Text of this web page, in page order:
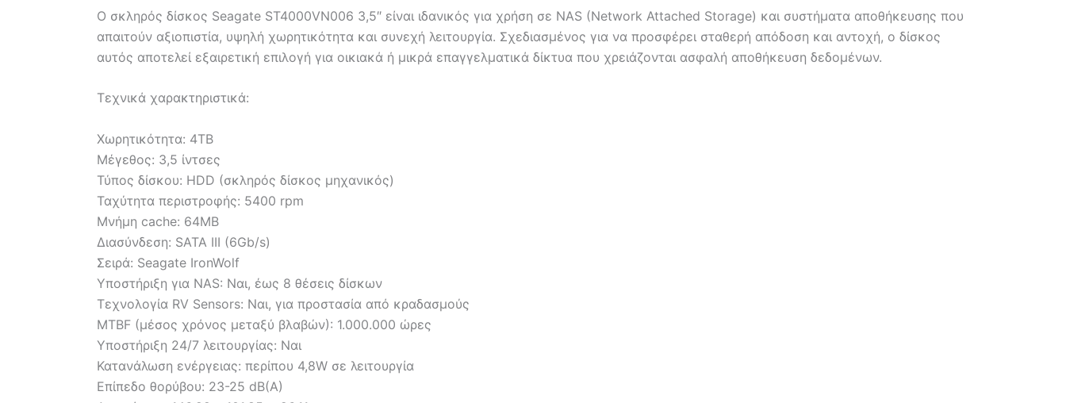
Ο σκληρός δίσκος Seagate ST4000VN006 3,5″ είναι ιδανικός για χρήση σε NAS (Network Attached Storage) και συστήματα αποθήκευσης που
απαιτούν αξιοπιστία, υψηλή χωρητικότητα και συνεχή λειτουργία. Σχεδιασμένος για να προσφέρει σταθερή απόδοση και αντοχή, ο δίσκος
αυτός αποτελεί εξαιρετική επιλογή για οικιακά ή μικρά επαγγελματικά δίκτυα που χρειάζονται ασφαλή αποθήκευση δεδομένων.
Τεχνικά χαρακτηριστικά:
Χωρητικότητα: 4TB
Μέγεθος: 3,5 ίντσες
Τύπος δίσκου: HDD (σκληρός δίσκος μηχανικός)
Ταχύτητα περιστροφής: 5400 rpm
Μνήμη cache: 64MB
Διασύνδεση: SATA III (6Gb/s)
Σειρά: Seagate IronWolf
Υποστήριξη για NAS: Ναι, έως 8 θέσεις δίσκων
Τεχνολογία RV Sensors: Ναι, για προστασία από κραδασμούς
MTBF (μέσος χρόνος μεταξύ βλαβών): 1.000.000 ώρες
Υποστήριξη 24/7 λειτουργίας: Ναι
Κατανάλωση ενέργειας: περίπου 4,8W σε λειτουργία
Επίπεδο θορύβου: 23-25 dB(A)